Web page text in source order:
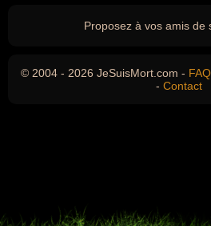
Proposez à vos amis de
© 2004 - 2026 JeSuisMort.com - FAQ
- Contact